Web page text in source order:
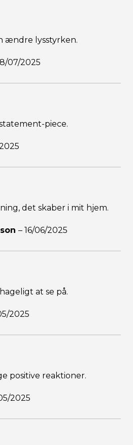
ændre lysstyrken.
07/2025
piece.
det skaber i mit hjem.
– 16/06/2025
at se på.
2025
positive reaktioner.
2025